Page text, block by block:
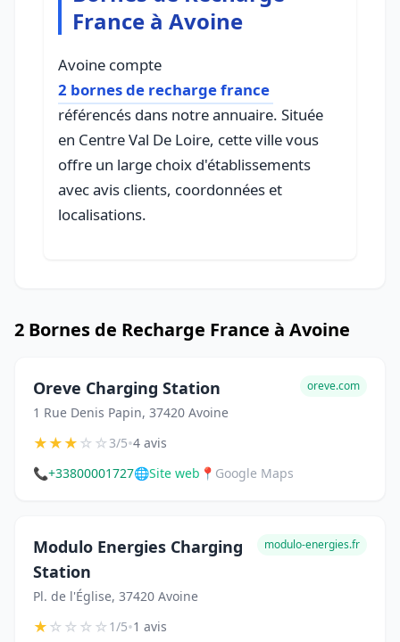
France à Avoine
Avoine compte
2 bornes de recharge france
référencés dans notre annuaire. Située
en Centre Val De Loire, cette ville vous
offre un large choix d'établissements
avec avis clients, coordonnées et
localisations.
2 Bornes de Recharge France à Avoine
Oreve Charging Station
1 Rue Denis Papin, 37420 Avoine
oreve.com
★★★☆☆3/5•4 avis
📞+33800001727🌐Site web 📍 Google Maps
Modulo Energies Charging
Station
Pl. de l'Église, 37420 Avoine
modulo-energies.fr
★☆☆☆☆1/5•1 avis